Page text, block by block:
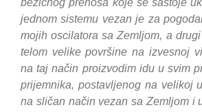
bežičnog prenosa koje se sastoje
jednom sistemu vezan je za
mojih oscilatora sa Zemljom, a
telom velike površine na izvesnoj
na taj način proizvodim idu u svim
prijemnika, postavljenog na velikoj
na sličan način vezan sa Zemljom i